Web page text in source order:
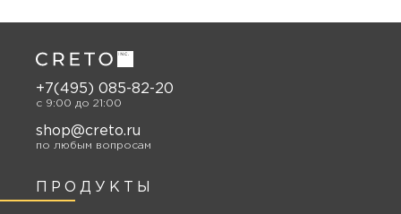
ПРОДУКТЫ
+7(495) 085-82-20
c 9:00 до 21:00
shop@creto.ru
по любым вопросам